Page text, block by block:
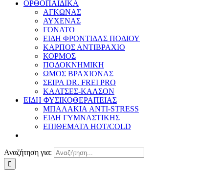
ΟΡΘΟΠΑΙΔΙΚΑ
ΑΓΚΩΝΑΣ
ΑΥΧΕΝΑΣ
ΓΟΝΑΤΟ
ΕΙΔΗ ΦΡΟΝΤΙΔΑΣ ΠΟΔΙΟΥ
ΚΑΡΠΟΣ ΑΝΤΙΒΡΑΧΙΟ
ΚΟΡΜΟΣ
ΠΟΔΟΚΝΗΜΙΚΗ
ΩΜΟΣ ΒΡΑΧΙΟΝΑΣ
ΣΕΙΡΑ DR. FREI PRO
ΚΑΛΤΣΕΣ-ΚΑΛΣΟΝ
ΕΙΔΗ ΦΥΣΙΚΟΘΕΡΑΠΕΙΑΣ
ΜΠΑΛΑΚΙΑ ANTI-STRESS
ΕΙΔΗ ΓΥΜΝΑΣΤΙΚΗΣ
ΕΠΙΘΕΜΑΤΑ HOT/COLD
Αναζήτηση για: